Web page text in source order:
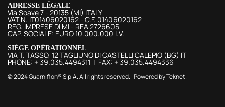
ADRESSE LÉGALE
Via Soave 7 - 20135 (MI) ITALY
VAT N. IT01406020162 - C.F. 01406020162
REG. IMPRESE DI MI - REA 2726605
CAP. SOCIALE: EURO 10.000.000 I.V.
SIÈGE OPÉRATIONNEL
VIA T. TASSO, 12 TAGLIUNO DI CASTELLI CALEPIO (BG) IT
PHONE: + 39.035.4494311 | FAX: + 39.035.4494336
© 2024 Guarniflon® S.p.A. All rights reserved. | Powered byTeknet.